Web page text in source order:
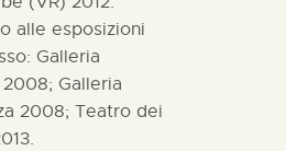
alle esposizioni
Galleria
Galleria
2008; Teatro dei